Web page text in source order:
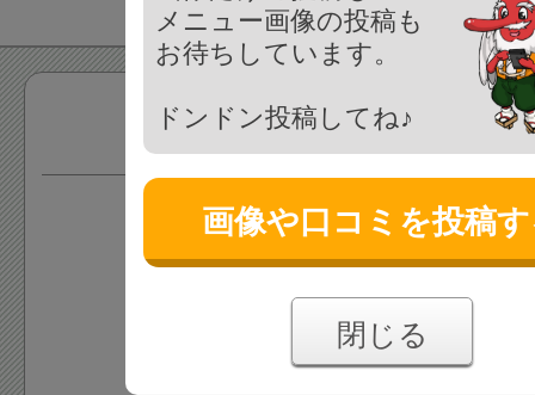
サービス
情報がまだ登録されていま
情報を追加する
メニュー画像の投稿も
お待ちしています。
ドンドン投稿してね♪
画像や口コミを投稿
閉じる